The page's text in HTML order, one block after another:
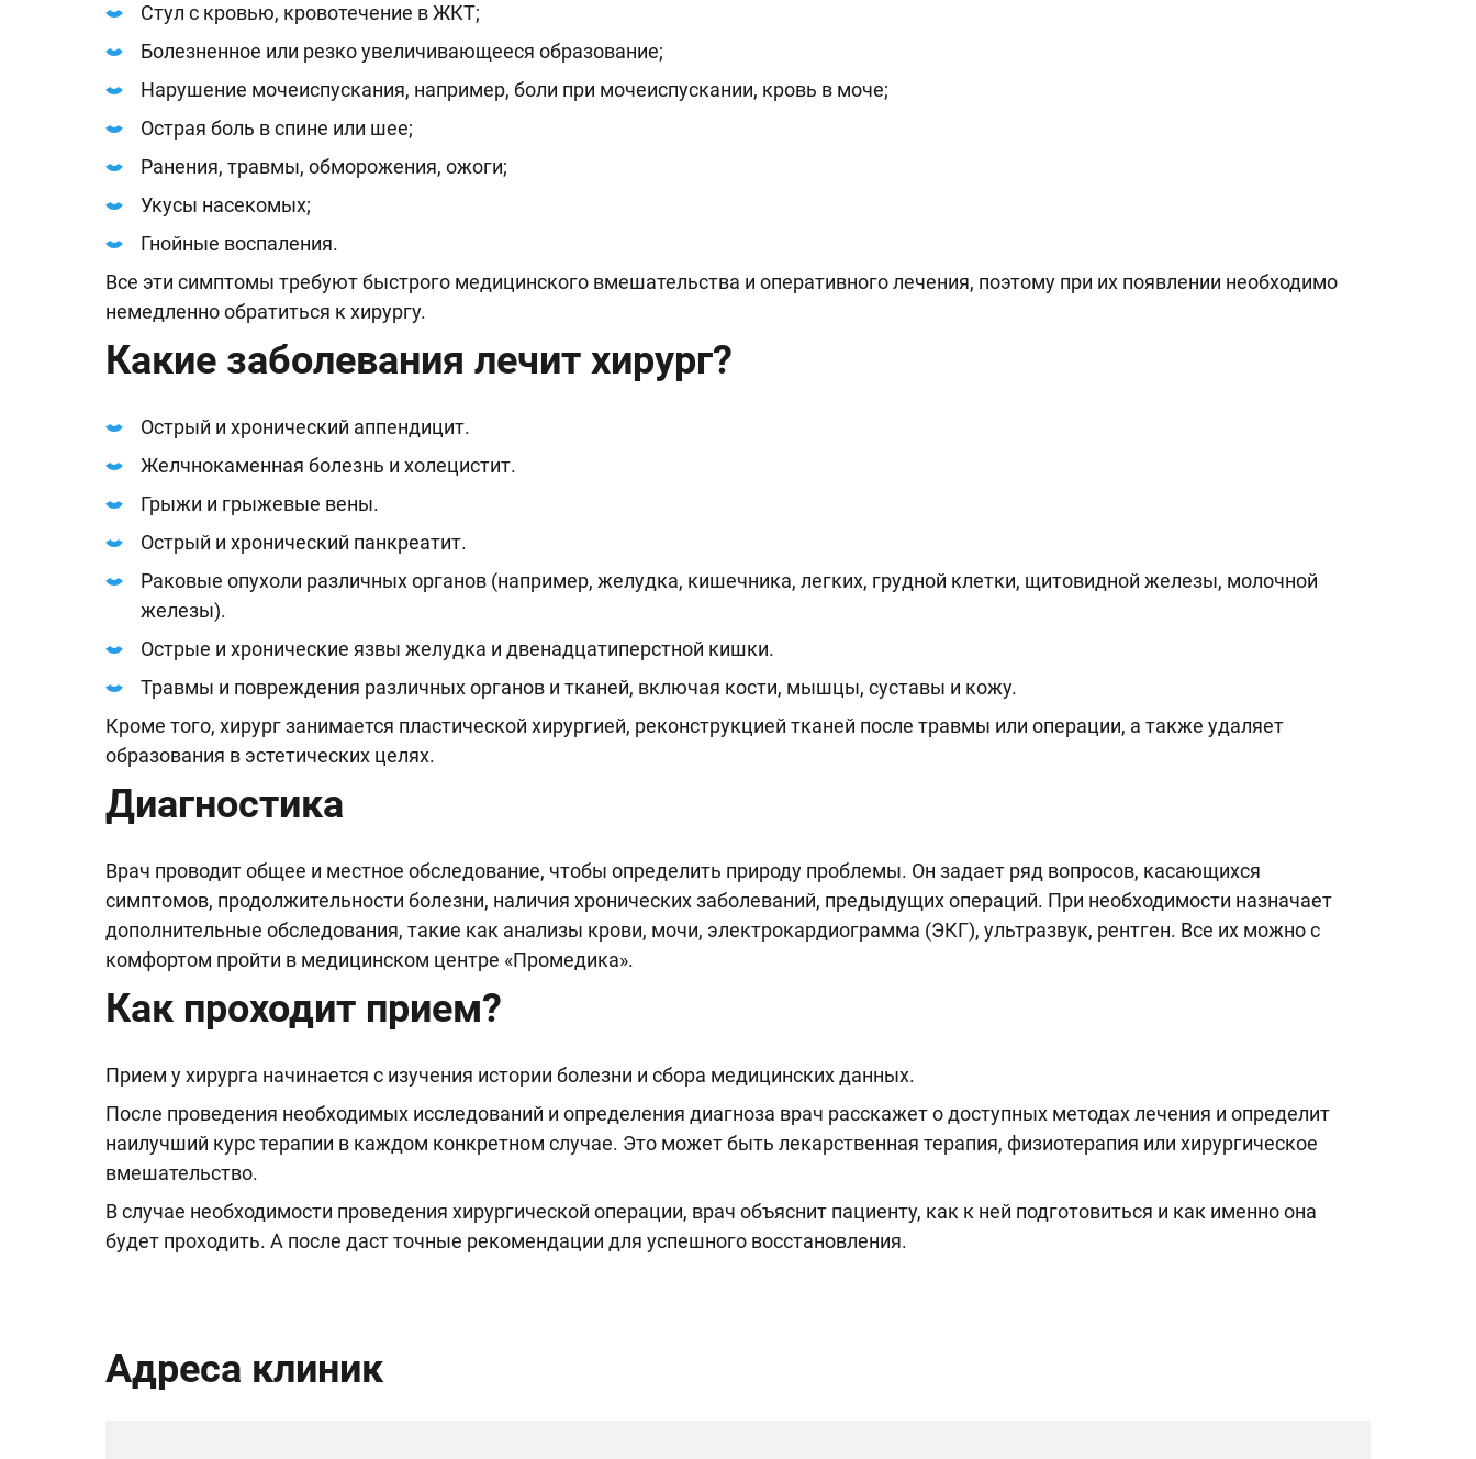
Стул с кровью, кровотечение в ЖКТ;
Болезненное или резко увеличивающееся образование;
Нарушение мочеиспускания, например, боли при мочеиспускании, кровь в моче;
Острая боль в спине или шее;
Ранения, травмы, обморожения, ожоги;
Укусы насекомых;
Гнойные воспаления.
Все эти симптомы требуют быстрого медицинского вмешательства и оперативного лечения, поэтому при их появлении необходимо
немедленно обратиться к хирургу.
Какие заболевания лечит хирург?
Острый и хронический аппендицит.
Желчнокаменная болезнь и холецистит.
Грыжи и грыжевые вены.
Острый и хронический панкреатит.
Раковые опухоли различных органов (например, желудка, кишечника, легких, грудной клетки, щитовидной железы, молочной
железы).
Острые и хронические язвы желудка и двенадцатиперстной кишки.
Травмы и повреждения различных органов и тканей, включая кости, мышцы, суставы и кожу.
Кроме того, хирург занимается пластической хирургией, реконструкцией тканей после травмы или операции, а также удаляет
образования в эстетических целях.
Диагностика
Врач проводит общее и местное обследование, чтобы определить природу проблемы. Он задает ряд вопросов, касающихся
симптомов, продолжительности болезни, наличия хронических заболеваний, предыдущих операций. При необходимости назначает
дополнительные обследования, такие как анализы крови, мочи, электрокардиограмма (ЭКГ), ультразвук, рентген. Все их можно с
комфортом пройти в медицинском центре «Промедика».
Как проходит прием?
Прием у хирурга начинается с изучения истории болезни и сбора медицинских данных.
После проведения необходимых исследований и определения диагноза врач расскажет о доступных методах лечения и определит
наилучший курс терапии в каждом конкретном случае. Это может быть лекарственная терапия, физиотерапия или хирургическое
вмешательство.
В случае необходимости проведения хирургической операции, врач объяснит пациенту, как к ней подготовиться и как именно она
будет проходить. А после даст точные рекомендации для успешного восстановления.
Адреса клиник